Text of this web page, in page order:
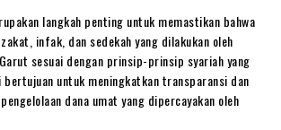
langkah penting untuk memastikan bahwa
infak, dan sedekah yang dilakukan oleh
sesuai dengan prinsip-prinsip syariah yang
untuk meningkatkan transparansi dan
dana umat yang dipercayakan oleh